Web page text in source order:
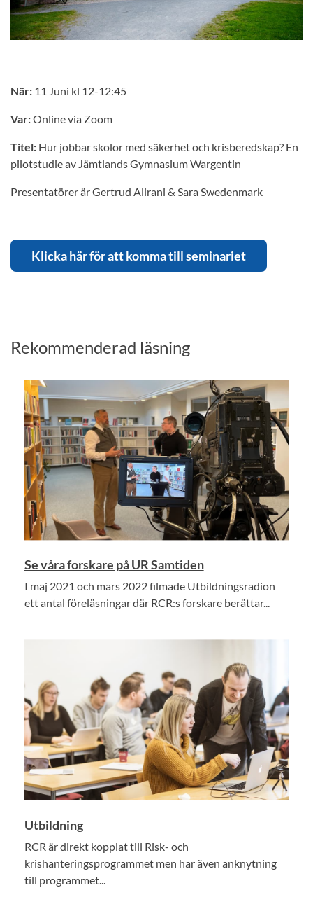
När: 11 Juni kl 12-12:45
Var:Online via Zoom
Titel: Hur jobbar skolor med säkerhet och krisberedskap? En
pilotstudie av Jämtlands Gymnasium Wargentin
Presentatörer är Gertrud Alirani & Sara Swedenmark
Klicka här för att komma till seminariet
Rekommenderad läsning
Se våra forskare på UR Samtiden
I maj 2021 och mars 2022 filmade Utbildningsradion
ett antal föreläsningar där RCR:s forskare berättar...
Utbildning
RCR är direkt kopplat till Risk- och
krishanteringsprogrammet men har även anknytning
till programmet...